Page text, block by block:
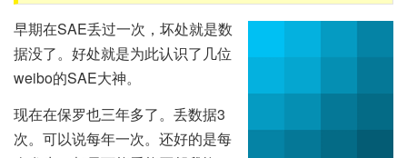
早期在SAE丢过一次，坏处就是数
据没了。好处就是为此认识了几位
weibo的SAE大神。
现在在保罗也三年多了。丢数据3
次。可以说每年一次。还好的是每